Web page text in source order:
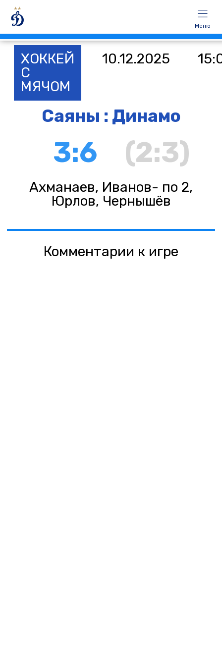
Меню
ХОККЕЙ
С
МЯЧОМ
10.12.2025
Саяны : Динамо
3:6 (2:3)
Ахманаев, Иванов- по 2,
Юрлов, Чернышёв
Комментарии к игре